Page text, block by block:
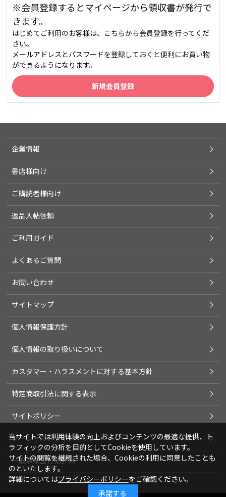
※会員登録するとマイページから領収書が発行で
きます。
はじめてご利用のお客様は、こちらから会員登録を行ってくだ
さい。
メールアドレスとパスワードを登録しておくと便利にお買い物
ができるようになります。
企業情報
書店様向け
ご購読者様向け
返品入帖依頼
ご利用ガイド
よくあるご質問
お問い合わせ
サイトマップ
個人情報保護方針
個人情報の取り扱いについて
カスタマー・ハラスメントに対する基本方針
特定商取引法に関する表示
サイトポリシー
ソーシャルメディアポリシー
一般事業主行動計画
当サイトでは利用体験の向上およびコンテンツの最適な提供、ト
ラフィックの分析を目的としてCookieを使用しています。
サイトの閲覧を継続された場合、Cookieの利用に同意したことも
のといたします。
詳細についてはプライバシーポリシーをご確認ください。
承諾する